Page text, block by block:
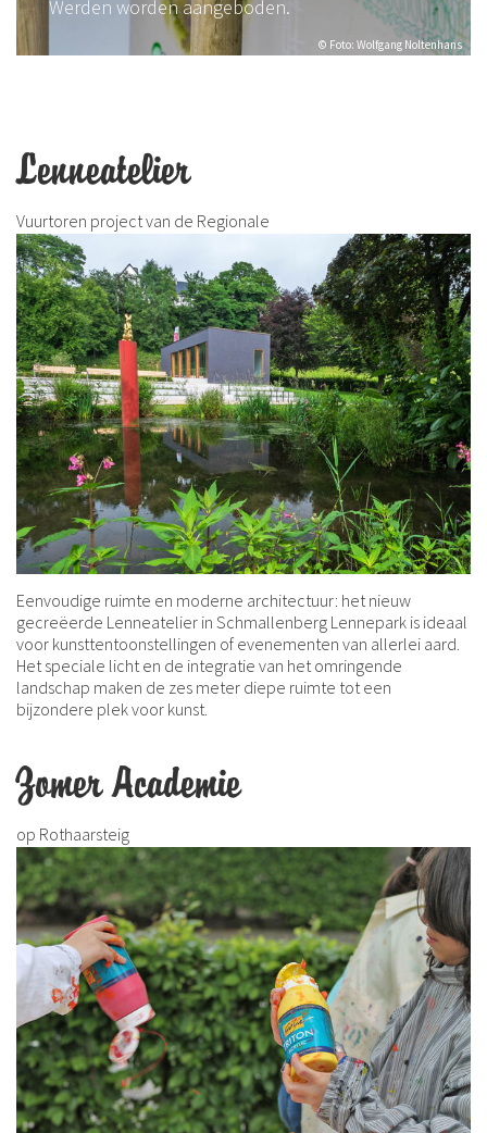
© Foto: Wolfgang Noltenhans
Werden worden aangeboden.
Lenneatelier
Vuurtoren project van de Regionale
Eenvoudige ruimte en moderne architectuur: het nieuw
gecreëerde Lenneatelier in Schmallenberg Lennepark is ideaal
voor kunsttentoonstellingen of evenementen van allerlei aard.
Het speciale licht en de integratie van het omringende
landschap maken de zes meter diepe ruimte tot een
bijzondere plek voor kunst.
Zomer Academie
op Rothaarsteig